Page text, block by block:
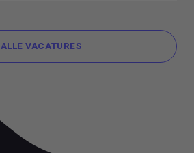
ALLE VACATURES